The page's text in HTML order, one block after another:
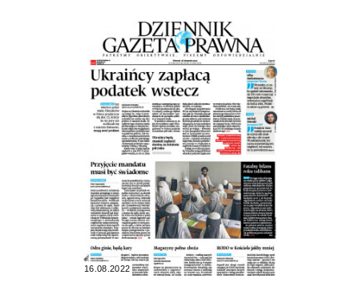
16.08.2022